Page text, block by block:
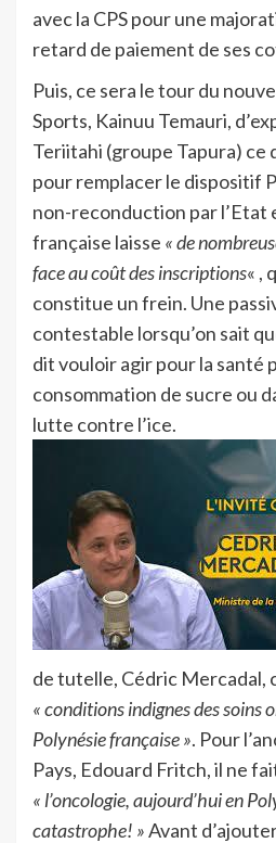
avec la CPS pour une
retard de paiement de ses
Puis, ce sera le tour du
Sports, Kainuu Temauri,
Teriitahi (groupe Tapura) ce
pour remplacer le dispositif
non-reconduction par l’Etat
française laisse « de
face au coût des inscriptions« ,
constitue un frein. Une
contestable lorsqu’on sait
dit vouloir agir pour la santé
consommation de sucre ou
lutte contre l’ice.
de tutelle, Cédric Mercadal,
« conditions indignes des soins
Polynésie française ». Pour
Pays, Edouard Fritch, il ne
« l’oncologie, aujourd’hui en
catastrophe! »Avant